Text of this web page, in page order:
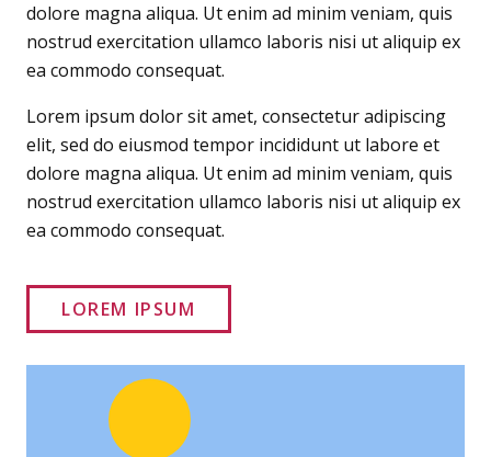
dolore magna aliqua. Ut enim ad minim veniam, quis
nostrud exercitation ullamco laboris nisi ut aliquip ex
ea commodo consequat.
Lorem ipsum dolor sit amet, consectetur adipiscing
elit, sed do eiusmod tempor incididunt ut labore et
dolore magna aliqua. Ut enim ad minim veniam, quis
nostrud exercitation ullamco laboris nisi ut aliquip ex
ea commodo consequat.
LOREM IPSUM